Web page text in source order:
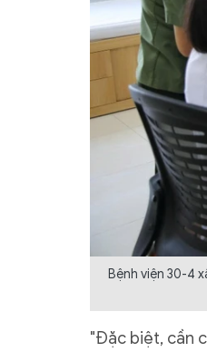
Bệnh viện 30-4
"Đặc biệt, cần